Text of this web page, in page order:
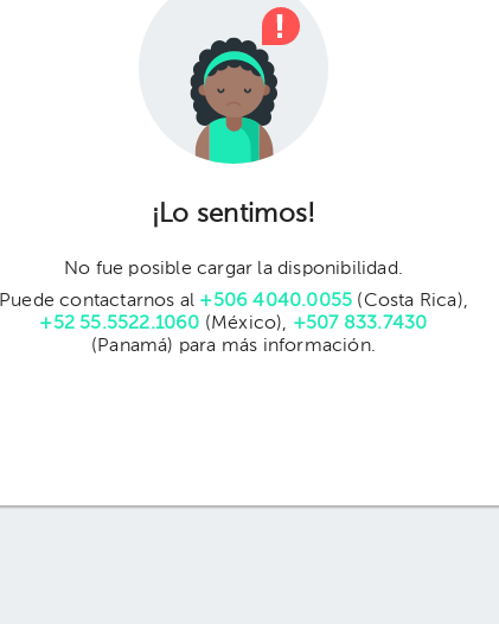
¡Lo sentimos!
No fue posible cargar la disponibilidad.
Puede contactarnos al +506 4040.0055 (Costa Rica),
+52 55.5522.1060 (México), +507 833.7430
(Panamá) para más información.